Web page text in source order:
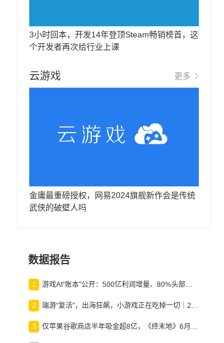
3小时回本，开发14年登顶Steam畅销榜首，这
个开发者再次给行业上课
云游戏 更多
金庸最重磅授权，网易2024旗舰新作会是传统
武侠的破壁人吗
数据报告
1 游戏AI“账本”公开：500亿利润增量、80%头部入局，谁在闷声发财？
2 端游“复活”，出海狂飙，小游戏正在吃掉一切｜2026上半年产业报告
3 仅苹果谷歌商店半年吸金超8亿，《终末地》6月份收入显著回暖